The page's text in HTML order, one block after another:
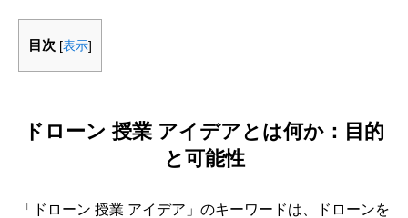
目次 [表示]
ドローン 授業 アイデアとは何か：目的
と可能性
「ドローン 授業 アイデア」のキーワードは、ドローンを